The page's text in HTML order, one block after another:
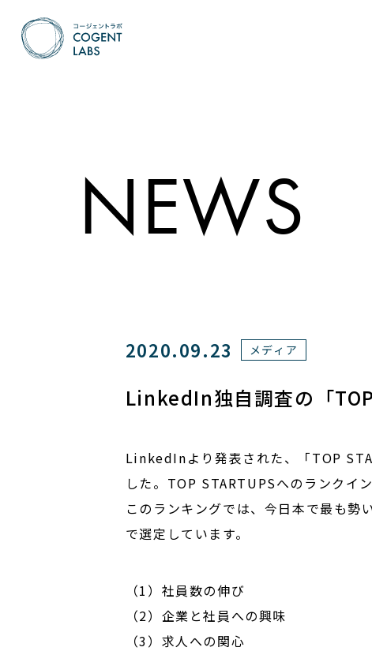
NEWS
2020.09.23 メディア
LinkedIn独自調査の「
LinkedInより発表された、「TOP
した。TOP STARTUPSへのランクイ
このランキングでは、今日本で最も
で選定しています。
（1）社員数の伸び
（2）企業と社員への興味
（3）求人への関心